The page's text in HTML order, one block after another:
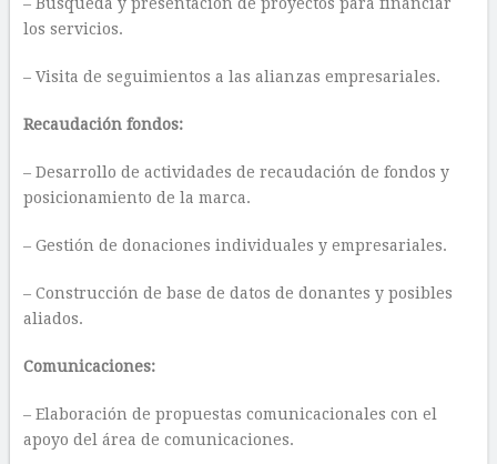
Responsabilidades:
Alianzas público-privadas: